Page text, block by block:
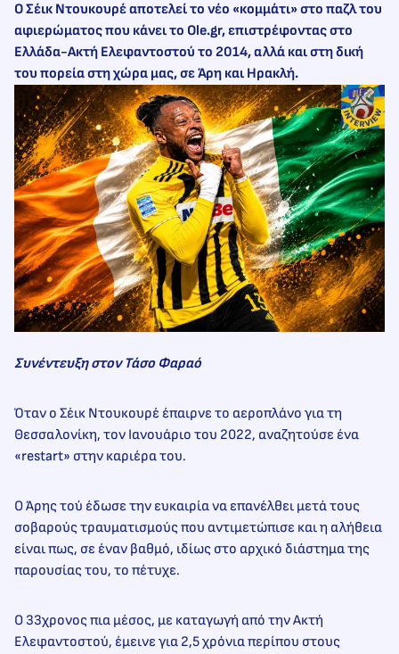
Ο Σέικ Ντουκουρέ αποτελεί το νέο «κομμάτι» στο παζλ του
αφιερώματος που κάνει το Ole.gr, επιστρέφοντας στο
Ελλάδα-Ακτή Ελεφαντοστού το 2014, αλλά και στη δική
του πορεία στη χώρα μας, σε Άρη και Ηρακλή.
Συνέντευξη στον Τάσο Φαραό
Όταν ο Σέικ Ντουκουρέ έπαιρνε το αεροπλάνο για τη
Θεσσαλονίκη, τον Ιανουάριο του 2022, αναζητούσε ένα
«restart» στην καριέρα του.
Ο Άρης τού έδωσε την ευκαιρία να επανέλθει μετά τους
σοβαρούς τραυματισμούς που αντιμετώπισε και η αλήθεια
είναι πως, σε έναν βαθμό, ιδίως στο αρχικό διάστημα της
παρουσίας του, το πέτυχε.
Ο 33χρονος πια μέσος, με καταγωγή από την Ακτή
Ελεφαντοστού, έμεινε για 2,5 χρόνια περίπου στους